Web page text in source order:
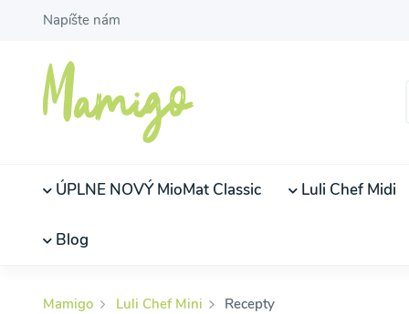
Napíšte nám
ÚPLNE NOVÝ MioMat Classic Luli Chef Midi
Blog
Mamigo Luli Chef Mini Recepty